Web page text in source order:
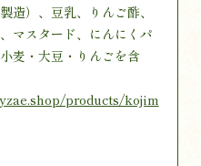
造）、豆乳、りんご酢、
マスタード、にんにくパ
麦・大豆・りんごを含
products/kojim